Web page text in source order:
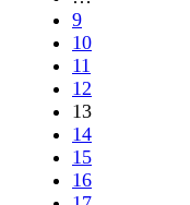
9
10
11
12
13
14
15
16